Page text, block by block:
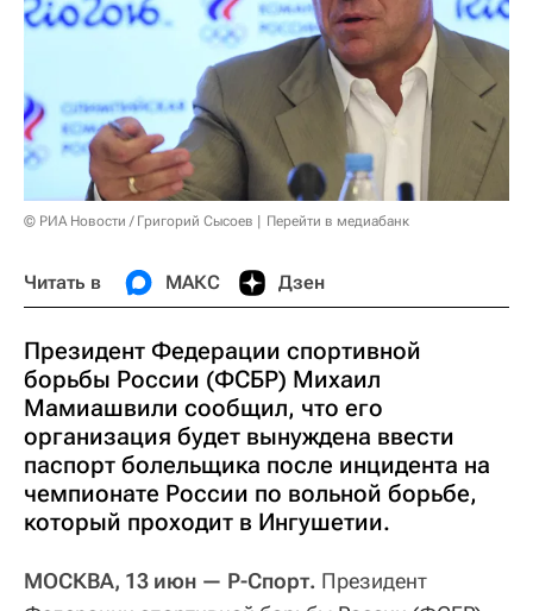
© РИА Новости / Григорий Сысоев Перейти в медиабанк
Читать в МАКС Дзен
Президент Федерации спортивной
борьбы России (ФСБР) Михаил
Мамиашвили сообщил, что его
организация будет вынуждена ввести
паспорт болельщика после инцидента на
чемпионате России по вольной борьбе,
который проходит в Ингушетии.
МОСКВА, 13 июн — Р-Спорт. Президент